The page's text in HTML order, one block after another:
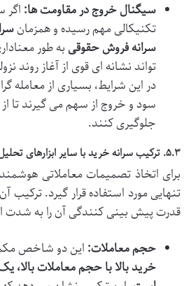
سیگنال خروج در مقاومت ها:
تکنیکالی مهم رسیده و همزمان
سرانه فروش حقوقی به طور
تواند نشانه ای قوی از آغاز روند
در این شرایط، بسیاری از معامله
سود و خروج از سهم می گیرند تا
جلوگیری کنند.
۵.۳. ترکیب سرانه خرید با سایر ابزارهای تحلیل (تحلیل چندعاملی)
برای اتخاذ تصمیمات معاملاتی
تنهایی مورد استفاده قرار گیرد. ترکیب
قدرت پیش بینی کنندگی آن را به شدت
حجم معاملات: این دو شاخص
خرید بالا با حجم معاملات بالا،